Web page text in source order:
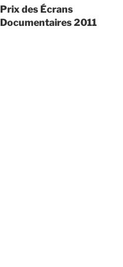
Prix des Écrans
Documentaires 2011